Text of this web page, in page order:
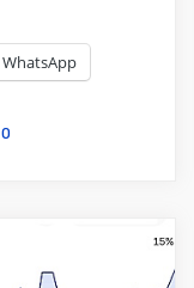
WhatsApp
0